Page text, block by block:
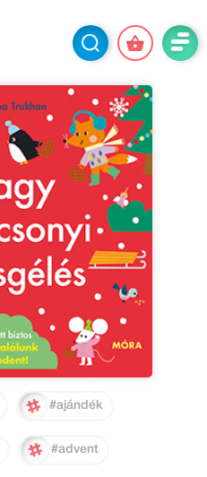
#ajándék
#advent